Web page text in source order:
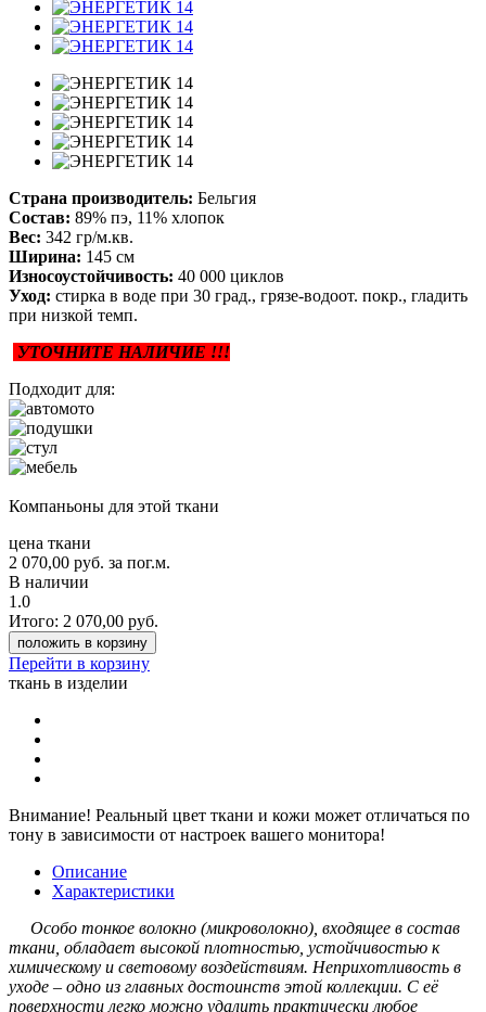
Страна производитель: Бельгия
Состав: 89% пэ, 11% хлопок
Вес: 342 гр/м.кв.
Ширина: 145 см
Износоустойчивость: 40 000 циклов
Уход: стирка в воде при 30 град., грязе-водоот. покр., гладить
при низкой темп.
УТОЧНИТЕ НАЛИЧИЕ !!!
Подходит для:
Компаньоны для этой ткани
цена ткани
2 070,00 руб. за пог.м.
В наличии
1.0
Итого: 2 070,00 руб.
положить в корзину
Перейти в корзину
ткань в изделии
Внимание! Реальный цвет ткани и кожи может отличаться по
тону в зависимости от настроек вашего монитора!
Описание
Характеристики
Особо тонкое волокно (микроволокно), входящее в состав
ткани, обладает высокой плотностью, устойчивостью к
химическому и световому воздействиям. Неприхотливость в
уходе – одно из главных достоинств этой коллекции. С её
поверхности легко можно удалить практически любое